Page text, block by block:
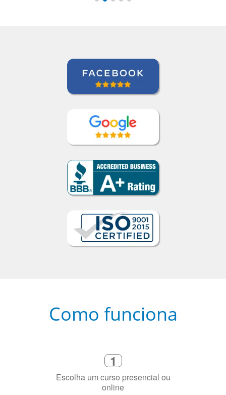
Escolha um curso presencial ou
online
2